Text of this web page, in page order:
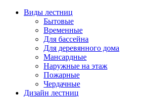
Виды лестниц
Бытовые
Временные
Для бассейна
Для деревянного дома
Мансардные
Наружные на этаж
Пожарные
Чердачные
Дизайн лестниц